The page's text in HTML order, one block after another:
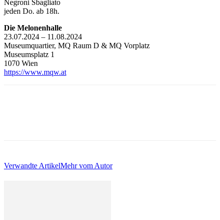
Negroni Sbagliato
jeden Do. ab 18h.
Die Melonenhalle
23.07.2024 – 11.08.2024
Museumquartier, MQ Raum D & MQ Vorplatz
Museumsplatz 1
1070 Wien
https://www.mqw.at
Verwandte ArtikelMehr vom Autor